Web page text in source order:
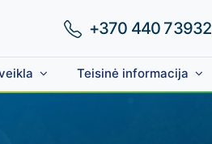
Phone number:
+370 440 73932
Teisinė informacija